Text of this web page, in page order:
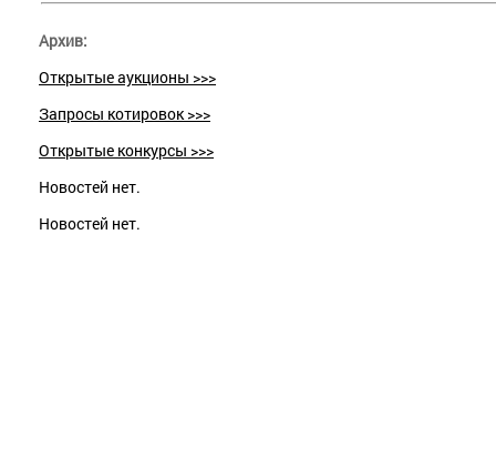
Архив:
Открытые аукционы >>>
Запросы котировок >>>
Открытые конкурсы >>>
Новостей нет.
Новостей нет.